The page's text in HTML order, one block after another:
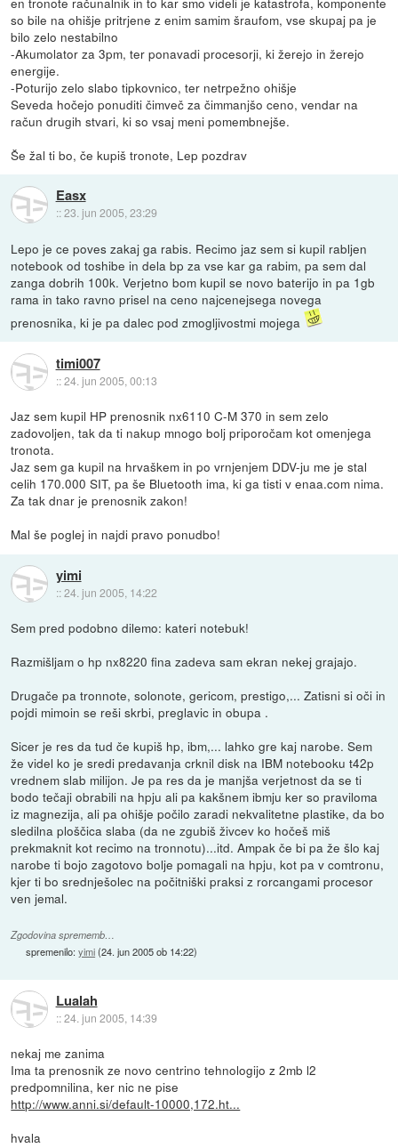
so bile na ohišje pritrjene z enim samim šraufom, vse skupaj pa je
bilo zelo nestabilno
-Akumolator za 3pm, ter ponavadi procesorji, ki žerejo in žerejo
energije.
-Poturijo zelo slabo tipkovnico, ter netrpežno ohišje
Seveda hočejo ponuditi čimveč za čimmanjšo ceno, vendar na
račun drugih stvari, ki so vsaj meni pomembnejše.
Še žal ti bo, če kupiš tronote, Lep pozdrav
Easx
::23. jun 2005, 23:29
Lepo je ce poves zakaj ga rabis. Recimo jaz sem si kupil rabljen
notebook od toshibe in dela bp za vse kar ga rabim, pa sem dal
zanga dobrih 100k. Verjetno bom kupil se novo baterijo in pa 1gb
rama in tako ravno prisel na ceno najcenejsega novega
prenosnika, ki je pa dalec pod zmogljivostmi mojega
timi007
::24. jun 2005, 00:13
Jaz sem kupil HP prenosnik nx6110 C-M 370 in sem zelo
zadovoljen, tak da ti nakup mnogo bolj priporočam kot omenjega
tronota.
Jaz sem ga kupil na hrvaškem in po vrnjenjem DDV-ju me je stal
celih 170.000 SIT, pa še Bluetooth ima, ki ga tisti v enaa.com nima.
Za tak dnar je prenosnik zakon!
Mal še poglej in najdi pravo ponudbo!
yimi
::24. jun 2005, 14:22
Sem pred podobno dilemo: kateri notebuk!
Razmišljam o hp nx8220 fina zadeva sam ekran nekej grajajo.
Drugače pa tronnote, solonote, gericom, prestigo,... Zatisni si oči in
pojdi mimoin se reši skrbi, preglavic in obupa .
Sicer je res da tud če kupiš hp, ibm,... lahko gre kaj narobe. Sem
že videl ko je sredi predavanja crknil disk na IBM notebooku t42p
vrednem slab milijon. Je pa res da je manjša verjetnost da se ti
bodo tečaji obrabili na hpju ali pa kakšnem ibmju ker so praviloma
iz magnezija, ali pa ohišje počilo zaradi nekvalitetne plastike, da bo
sledilna ploščica slaba (da ne zgubiš živcev ko hočeš miš
prekmaknit kot recimo na tronnotu)...itd. Ampak če bi pa že šlo kaj
narobe ti bojo zagotovo bolje pomagali na hpju, kot pa v comtronu,
kjer ti bo srednješolec na počitniški praksi z rorcangami procesor
ven jemal.
Zgodovina sprememb…
spremenilo:yimi(24. jun 2005 ob 14:22)
Lualah
::24. jun 2005, 14:39
nekaj me zanima
Ima ta prenosnik ze novo centrino tehnologijo z 2mb l2
predpomnilina, ker nic ne pise
http://www.anni.si/default-10000,172.ht...
hvala